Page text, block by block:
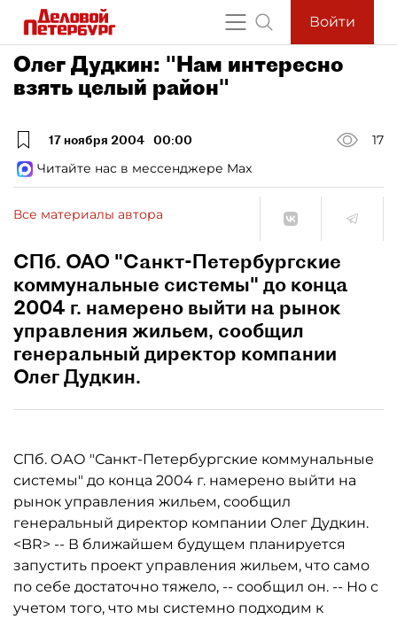
Войти
Олег Дудкин: "Нам интересно
взять целый район"
17 ноября 2004 00:00
17
Читайте нас в мессенджере Max
Все материалы автора
СПб. ОАО "Санкт-Петербургские
коммунальные системы" до конца
2004 г. намерено выйти на рынок
управления жильем, сообщил
генеральный директор компании
Олег Дудкин.
СПб. ОАО "Санкт-Петербургские коммунальные
системы" до конца 2004 г. намерено выйти на
рынок управления жильем, сообщил
генеральный директор компании Олег Дудкин.
<BR> -- В ближайшем будущем планируется
запустить проект управления жильем, что само
по себе достаточно тяжело, -- сообщил он. -- Но с
учетом того, что мы системно подходим к